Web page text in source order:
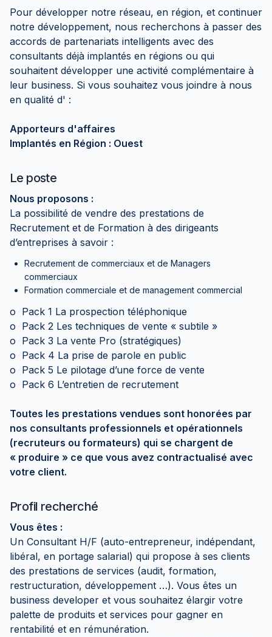
Pour développer notre réseau, en région, et continuer
notre développement, nous recherchons à passer des
accords de partenariats intelligents avec des
consultants déjà implantés en régions ou qui
souhaitent développer une activité complémentaire à
leur business. Si vous souhaitez vous joindre à nous
en qualité d' :
Apporteurs d'affaires
Implantés en Région : Ouest
Le poste
Nous proposons :
La possibilité de vendre des prestations de
Recrutement et de Formation à des dirigeants
d’entreprises à savoir :
Recrutement de commerciaux et de Managers
commerciaux
Formation commerciale et de management commercial
o Pack 1 La prospection téléphonique
o Pack 2 Les techniques de vente « subtile »
o Pack 3 La vente Pro (stratégiques)
o Pack 4 La prise de parole en public
o Pack 5 Le pilotage d’une force de vente
o Pack 6 L’entretien de recrutement
Toutes les prestations vendues sont honorées par
nos consultants professionnels et opérationnels
(recruteurs ou formateurs) qui se chargent de
« produire » ce que vous avez contractualisé avec
votre client.
Profil recherché
Vous êtes :
Un Consultant H/F (auto-entrepreneur, indépendant,
libéral, en portage salarial) qui propose à ses clients
des prestations de services (audit, formation,
restructuration, développement …). Vous êtes un
business developer et vous souhaitez élargir votre
palette de produits et services pour gagner en
rentabilité et en rémunération.